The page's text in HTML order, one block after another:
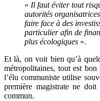
« Il faut éviter tout
autorités
faire face à des
particulier afin de
plus écologiques ».
Et là, on voit bien qu’à
métropolitaines, tout est
l’élu communiste utilise
première magistrate ne
commun.